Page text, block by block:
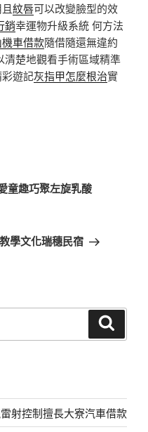
紋唇可以改變臉型的效
銷幸運物升級系統 何方法
車借款隨借隨還無違約
清楚地觀看手術區域精準
遊記灰指甲怎麼根治實
童趣巧聚左旋乳酸
學文化瑞穗民宿
射控制擅長大寮汽車借款